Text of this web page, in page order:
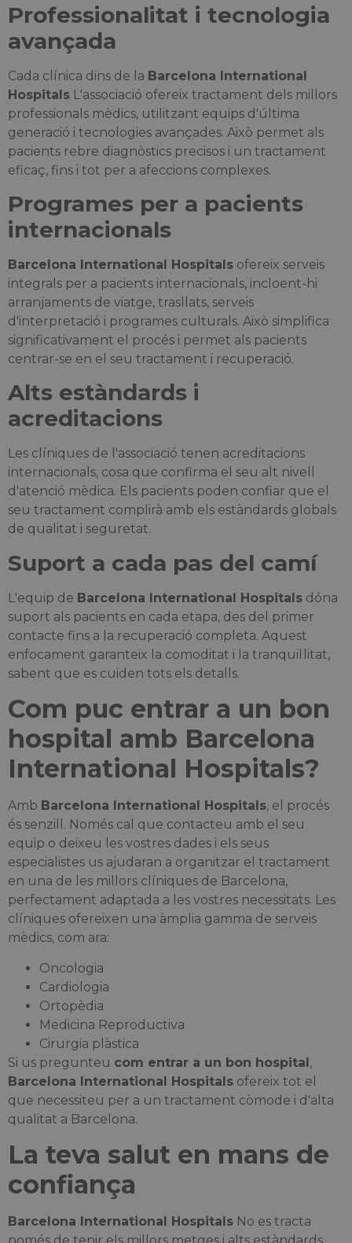
Professionalitat i tecnologia
avançada
Cada clínica dins de la Barcelona International
Hospitals L'associació ofereix tractament dels millors
professionals mèdics, utilitzant equips d'última
generació i tecnologies avançades. Això permet als
pacients rebre diagnòstics precisos i un tractament
eficaç, fins i tot per a afeccions complexes.
Programes per a pacients
internacionals
Barcelona International Hospitals ofereix serveis
integrals per a pacients internacionals, incloent-hi
arranjaments de viatge, trasllats, serveis
d'interpretació i programes culturals. Això simplifica
significativament el procés i permet als pacients
centrar-se en el seu tractament i recuperació.
Alts estàndards i
acreditacions
Les clíniques de l'associació tenen acreditacions
internacionals, cosa que confirma el seu alt nivell
d'atenció mèdica. Els pacients poden confiar que el
seu tractament complirà amb els estàndards globals
de qualitat i seguretat.
Suport a cada pas del camí
L'equip de Barcelona International Hospitals dóna
suport als pacients en cada etapa, des del primer
contacte fins a la recuperació completa. Aquest
enfocament garanteix la comoditat i la tranquil·litat,
sabent que es cuiden tots els detalls.
Com puc entrar a un bon
hospital amb Barcelona
International Hospitals?
Amb Barcelona International Hospitals, el procés
és senzill. Només cal que contacteu amb el seu
equip o deixeu les vostres dades i els seus
especialistes us ajudaran a organitzar el tractament
en una de les millors clíniques de Barcelona,
perfectament adaptada a les vostres necessitats. Les
clíniques ofereixen una àmplia gamma de serveis
mèdics, com ara:
Oncologia
Cardiologia
Ortopèdia
Medicina Reproductiva
Cirurgia plàstica
Si us pregunteu com entrar a un bon hospital,
Barcelona International Hospitals ofereix tot el
que necessiteu per a un tractament còmode i d'alta
qualitat a Barcelona.
La teva salut en mans de
confiança
Barcelona International Hospitals No es tracta